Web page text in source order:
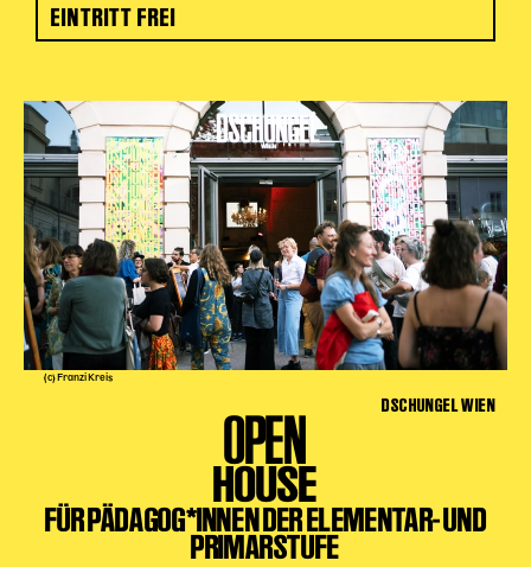
EINTRITT FREI
(c) Franzi Kreis
DSCHUNGEL WIEN
OPEN
HOUSE
FÜR PÄDAGOG*INNEN DER ELEMENTAR- UND
PRIMARSTUFE